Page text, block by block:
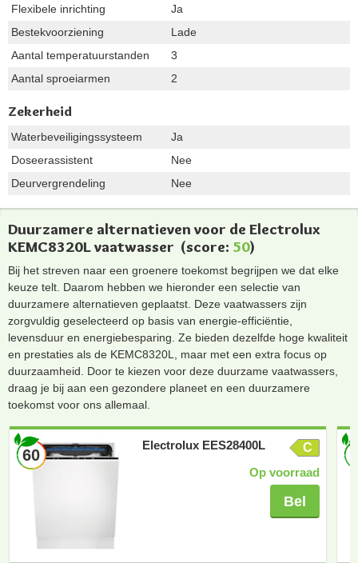
Flexibele inrichting
Ja
Bestekvoorziening
Lade
Aantal temperatuurstanden
3
Aantal sproeiarmen
2
Zekerheid
Waterbeveiligingssysteem
Ja
Doseerassistent
Nee
Deurvergrendeling
Nee
Duurzamere alternatieven voor de Electrolux
KEMC8320L vaatwasser (score: 50)
Bij het streven naar een groenere toekomst begrijpen we dat elke
keuze telt. Daarom hebben we hieronder een selectie van
duurzamere alternatieven geplaatst. Deze vaatwassers zijn
zorgvuldig geselecteerd op basis van energie-efficiëntie,
levensduur en energiebesparing. Ze bieden dezelfde hoge kwaliteit
en prestaties als de KEMC8320L, maar met een extra focus op
duurzaamheid. Door te kiezen voor deze duurzame vaatwassers,
draag je bij aan een gezondere planeet en een duurzamere
toekomst voor ons allemaal.
60
Electrolux EES28400L
C
Op voorraad
Bel